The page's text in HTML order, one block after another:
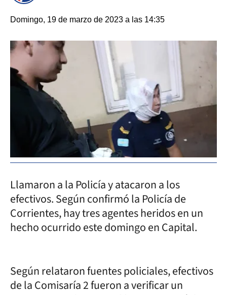
Domingo, 19 de marzo de 2023 a las 14:35
Llamaron a la Policía y atacaron a los
efectivos. Según confirmó la Policía de
Corrientes, hay tres agentes heridos en un
hecho ocurrido este domingo en Capital.
Según relataron fuentes policiales, efectivos
de la Comisaría 2 fueron a verificar un